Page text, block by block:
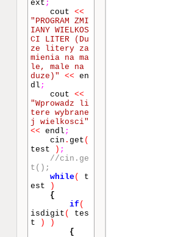
ext ;
cout <<
"PROGRAM ZMI
IANY WIELKOS
CI LITER (Du
ze litery za
mienia na ma
le, male na
duze)"
<< en
dl ;
cout <<
"Wprowadz li
tere wybrane
j wielkosci"
<< endl ;
cin . get (
test
) ;
//cin.ge
t();
while(
t
est
)
{
if (
isdigit (
tes
t
)
)
{